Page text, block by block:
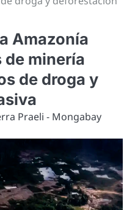
Amazonía
de minería
de droga y
Praeli - Mongabay